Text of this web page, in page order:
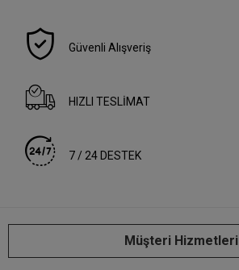
Güvenli Alışveriş
HIZLI TESLİMAT
7 / 24 DESTEK
Müşteri Hizmetleri